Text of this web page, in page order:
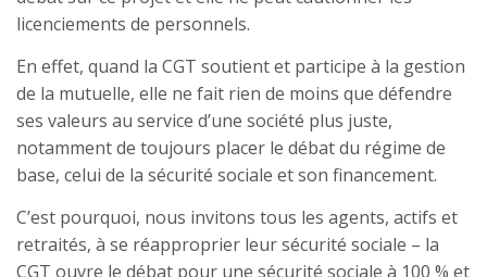
licenciements de personnels.
En effet, quand la CGT soutient et participe à la gestion
de la mutuelle, elle ne fait rien de moins que défendre
ses valeurs au service d’une société plus juste,
notamment de toujours placer le débat du régime de
base, celui de la sécurité sociale et son financement.
C’est pourquoi, nous invitons tous les agents, actifs et
retraités, à se réapproprier leur sécurité sociale – la
CGT ouvre le débat pour une sécurité sociale à 100 % et